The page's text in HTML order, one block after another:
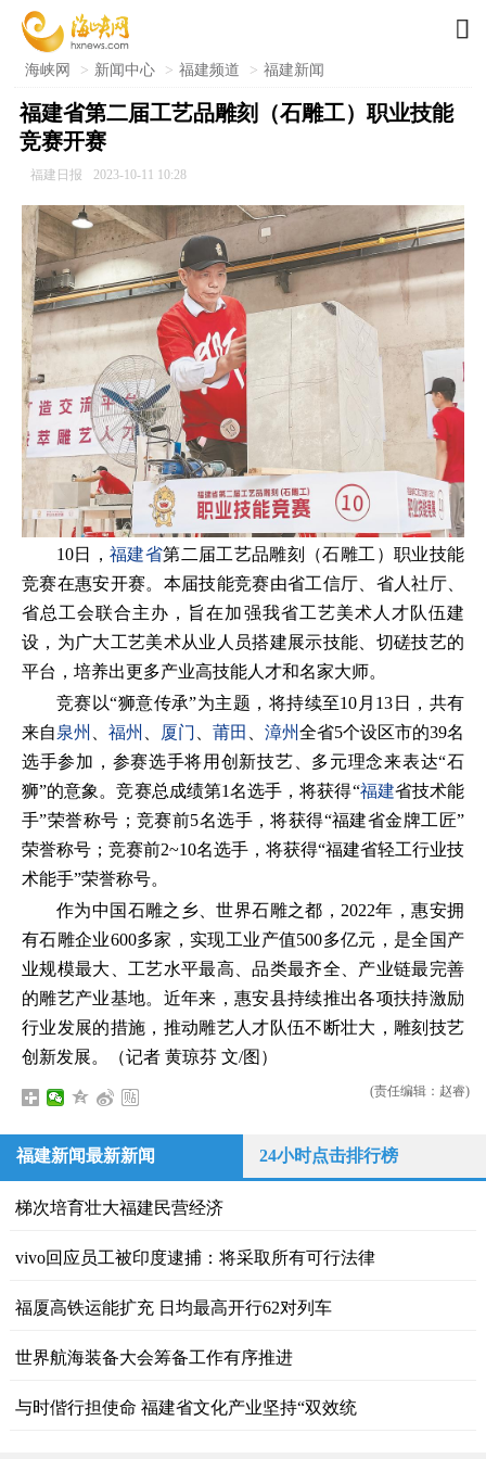

海峡网 > 新闻中心 > 福建频道 > 福建新闻
福建省第二届工艺品雕刻（石雕工）职业技能
竞赛开赛
福建日报 2023-10-11 10:28
10日，福建省第二届工艺品雕刻（石雕工）职业技能
竞赛在惠安开赛。本届技能竞赛由省工信厅、省人社厅、
省总工会联合主办，旨在加强我省工艺美术人才队伍建
设，为广大工艺美术从业人员搭建展示技能、切磋技艺的
平台，培养出更多产业高技能人才和名家大师。
竞赛以“狮意传承”为主题，将持续至10月13日，共有
来自泉州 福州 厦门 莆田 漳州全省5个设区市的39名
选手参加，参赛选手将用创新技艺、多元理念来表达“石
狮”的意象。竞赛总成绩第1名选手，将获得“福建省技术能
手”荣誉称号；竞赛前5名选手，将获得“福建省金牌工匠”
荣誉称号；竞赛前2~10名选手，将获得“福建省轻工行业技
术能手”荣誉称号。
作为中国石雕之乡、世界石雕之都，2022年，惠安拥
有石雕企业600多家，实现工业产值500多亿元，是全国产
业规模最大、工艺水平最高、品类最齐全、产业链最完善
的雕艺产业基地。近年来，惠安县持续推出各项扶持激励
行业发展的措施，推动雕艺人才队伍不断壮大，雕刻技艺
创新发展。（记者 黄琼芬 文/图）
(责任编辑：赵睿)
福建新闻最新新闻 24小时点击排行榜
梯次培育壮大福建民营经济
vivo回应员工被印度逮捕：将采取所有可行法律
福厦高铁运能扩充 日均最高开行62对列车
世界航海装备大会筹备工作有序推进
与时偕行担使命 福建省文化产业坚持“双效统